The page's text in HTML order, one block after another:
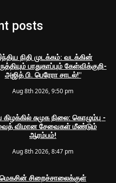
posts
நிதி முடக்கம்: வடக்கின்
பாதுகாப்பும் கேள்விக்குறி-
அஜித் பி. பெரேரா சாடல்!"
Aug 8th 2026, 9:50 pm
கிழக்கில் சுமுக நிலை: கொழும்பு -
விமான சேவைகள் மீண்டும்
ஆரம்பம்!
Aug 8th 2026, 8:47 pm
மெகசின் சிறைச்சாலைக்குள்